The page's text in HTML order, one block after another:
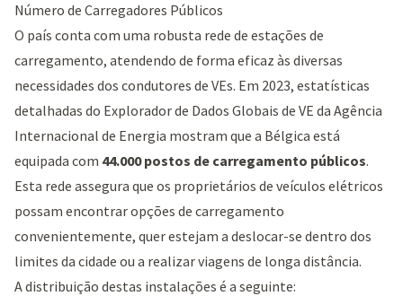
Número de Carregadores Públicos
O país conta com uma robusta rede de estações de
carregamento, atendendo de forma eficaz às diversas
necessidades dos condutores de VEs. Em 2023, estatísticas
detalhadas do Explorador de Dados Globais de VE da Agência
Internacional de Energia mostram que a Bélgica está
equipada com 44.000 postos de carregamento públicos.
Esta rede assegura que os proprietários de veículos elétricos
possam encontrar opções de carregamento
convenientemente, quer estejam a deslocar-se dentro dos
limites da cidade ou a realizar viagens de longa distância.
A distribuição destas instalações é a seguinte: